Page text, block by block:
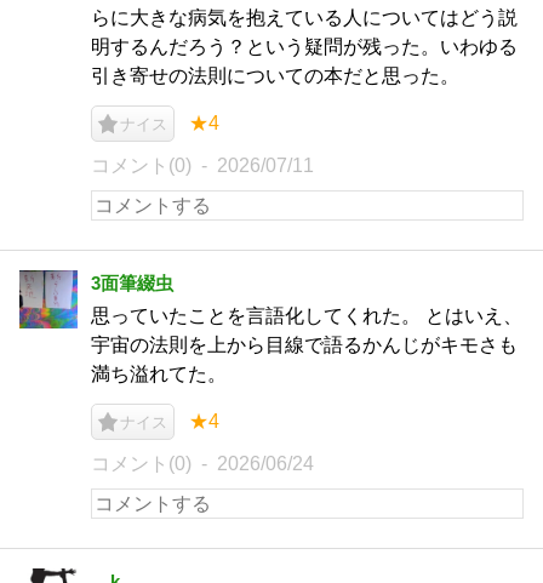
らに大きな病気を抱えている人についてはどう説
明するんだろう？という疑問が残った。いわゆる
引き寄せの法則についての本だと思った。
ナイス ★4
コメント(0) 2026/07/11
3面筆綴虫
思っていたことを言語化してくれた。 とはいえ、
宇宙の法則を上から目線で語るかんじがキモさも
満ち溢れてた。
ナイス ★4
コメント(0) 2026/06/24